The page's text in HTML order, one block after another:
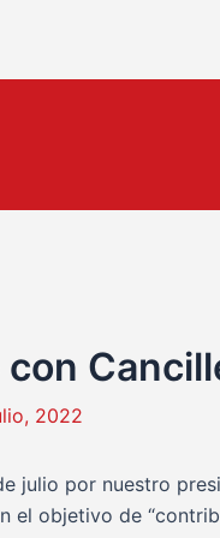
2022
julio por nuestro
el objetivo de